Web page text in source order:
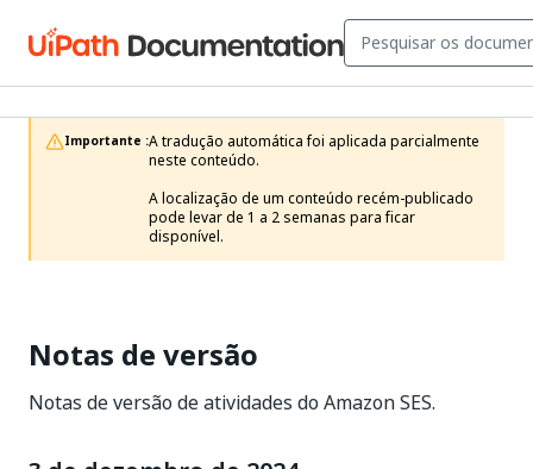
Importante :A tradução automática foi aplicada parcialmente
neste conteúdo.
A localização de um conteúdo recém-publicado
pode levar de 1 a 2 semanas para ficar
disponível.
Notas de versão
Notas de versão de atividades do Amazon SES.